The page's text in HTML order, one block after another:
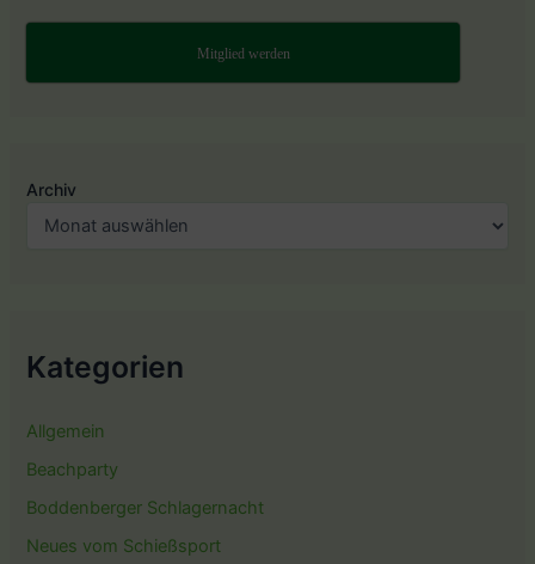
Mitglied werden
Archiv
Kategorien
Allgemein
Beachparty
Boddenberger Schlagernacht
Neues vom Schießsport